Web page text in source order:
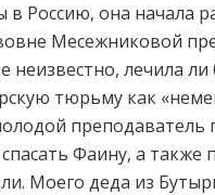
Россию, она начала
Месежниковой
неизвестно, лечила
тюрьму как
Фаину, а
Моего деда из